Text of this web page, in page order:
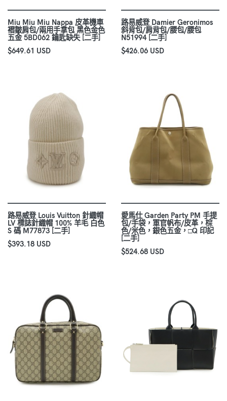
Miu Miu Miu Nappa 皮革機車
褶皺肩包/兩用手拿包 黑色金色
五金 5BD062 鑰匙缺失 [二手]
$649.61 USD
路易威登 Damier Geronimos
斜背包/肩背包/腰包/腰包
N51994 [二手]
$426.06 USD
路易威登 Louis Vuitton 針織帽
LV 標誌針織帽 100% 羊毛 白色
S 碼 M77873 [二手]
$393.18 USD
愛馬仕 Garden Party PM 手提
包/手袋，軍官帆布/皮革，棕
色/米色，銀色五金，□Q 印記
[二手]
$524.68 USD